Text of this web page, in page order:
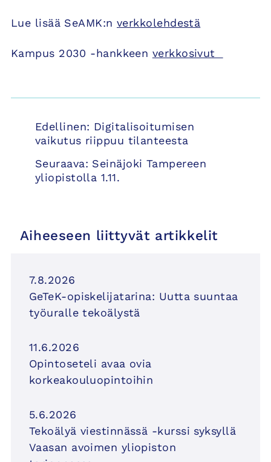
Lue lisää SeAMK:nverkkolehdestä
Kampus 2030 -hankkeen verkkosivut
Artikkelien
selaus
Edellinen: Digitalisoitumisen
vaikutus riippuu tilanteesta
Seuraava: Seinäjoki Tampereen
yliopistolla 1.11.
Aiheeseen liittyvät artikkelit
7.8.2026
GeTeK-opiskelijatarina: Uutta suuntaa
työuralle tekoälystä
11.6.2026
Opintoseteli avaa ovia
korkeakouluopintoihin
5.6.2026
Tekoälyä viestinnässä -kurssi syksyllä
Vaasan avoimen yliopiston